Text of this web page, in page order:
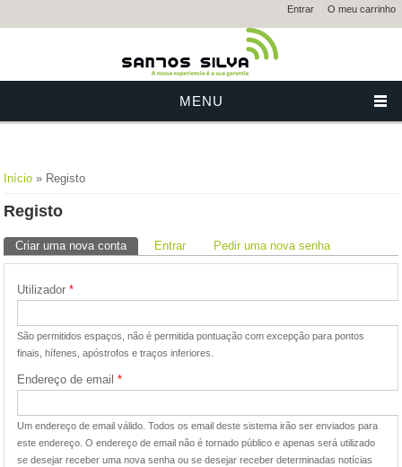
Entrar O meu carrinho
MENU
Está aqui
Início » Registo
Registo
Separadores primários
Criar uma nova conta (separador ativo)
Entrar Pedir uma nova senha
Utilizador *
São permitidos espaços, não é permitida pontuação com excepção para pontos
finais, hífenes, apóstrofos e traços inferiores.
Endereço de email *
Um endereço de email válido. Todos os email deste sistema irão ser enviados para
este endereço. O endereço de email não é tornado público e apenas será utilizado
se desejar receber uma nova senha ou se desejar receber determinadas notícias